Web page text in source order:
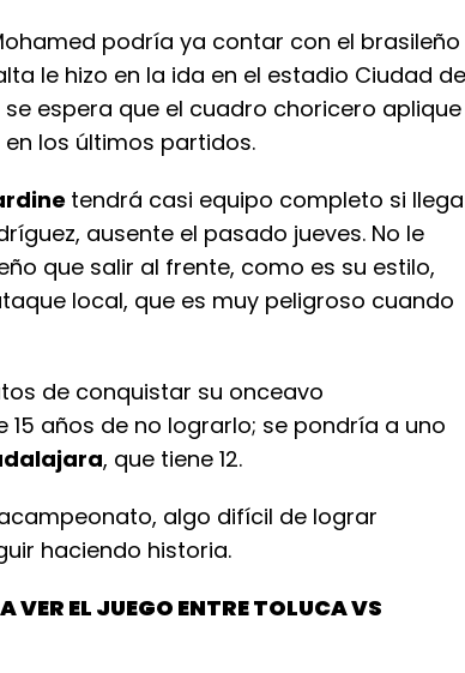
podría ya contar con el brasileño
le hizo en la ida en el estadio Ciudad de
se espera que el cuadro choricero aplique
los últimos partidos.
tendrá casi equipo completo si llega
ausente el pasado jueves. No le
que salir al frente, como es su estilo,
local, que es muy peligroso cuando
de conquistar su onceavo
años de no lograrlo; se pondría a uno
, que tiene 12.
algo difícil de lograr
haciendo historia.
VER EL JUEGO ENTRE TOLUCA VS